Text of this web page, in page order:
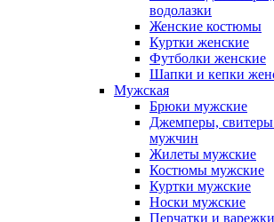
водолазки
Женские костюмы
Куртки женские
Футболки женские
Шапки и кепки
Мужская
Брюки мужские
Джемперы, свитеры
мужчин
Жилеты мужские
Костюмы мужские
Куртки мужские
Носки мужские
Перчатки и